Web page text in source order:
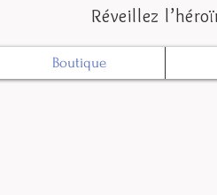
Réveillez
Boutique